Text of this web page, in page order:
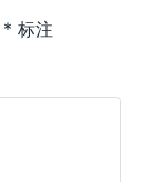
* 标注